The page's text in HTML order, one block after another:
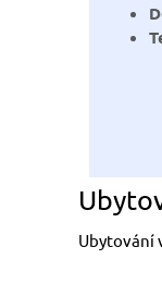
Ubytování